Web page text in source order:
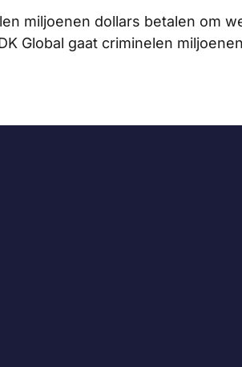
miljoenen dollars betalen om
Global gaat criminelen